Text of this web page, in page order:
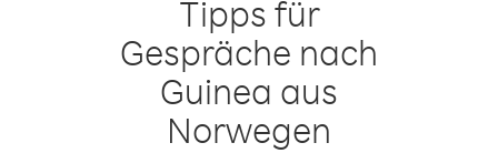
Tipps für
Gespräche nach
Guinea aus
Norwegen